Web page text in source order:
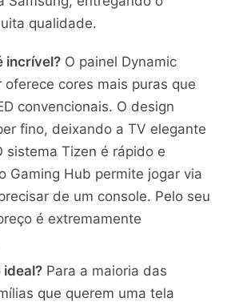
qualidade.
incrível?O painel Dynamic
oferece cores mais puras que
convencionais. O design
fino, deixando a TV elegante
sistema Tizen é rápido e
Gaming Hub permite jogar via
de um console. Pelo seu
é extremamente
ideal?Para a maioria das
que querem uma tela